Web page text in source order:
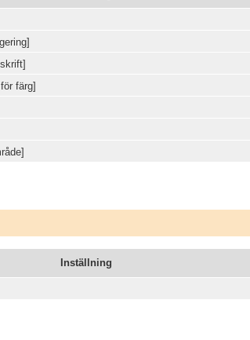
färg]
Inställning